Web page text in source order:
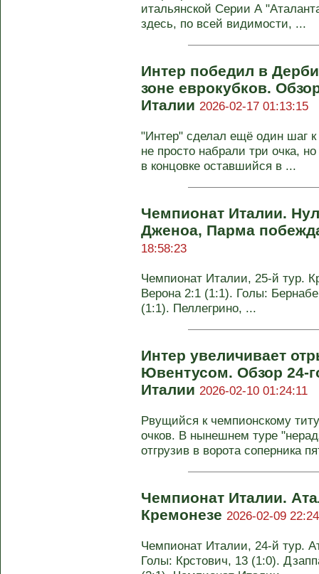
итальянской Серии А
здесь, по всей видимости, ...
Интер победил в
зоне еврокубков.
Италии 2026-02-17 01:13:15
"Интер" сделал ещё один шаг
не просто набрали три очка,
в концовке оставшийся в ...
Чемпионат Италии.
Дженоа, Парма
18:58:23
Чемпионат Италии, 25-й тур.
Верона 2:1 (1:1). Голы:
(1:1). Пеллегрино, ...
Интер увеличивает
Ювентусом. Обзор 24-
Италии 2026-02-10 01:24:11
Рвущийся к чемпионскому
очков. В нынешнем туре
отгрузив в ворота соперника
Чемпионат Италии.
Кремонезе 2026-02-09
Чемпионат Италии, 24-й тур.
Голы: Крстович, 13 (1:0).